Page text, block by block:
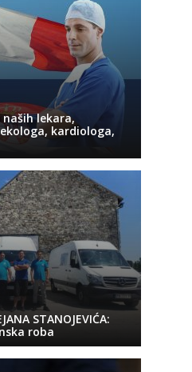
naših lekara,
kardiologa,
STANOJEVIĆA:
roba